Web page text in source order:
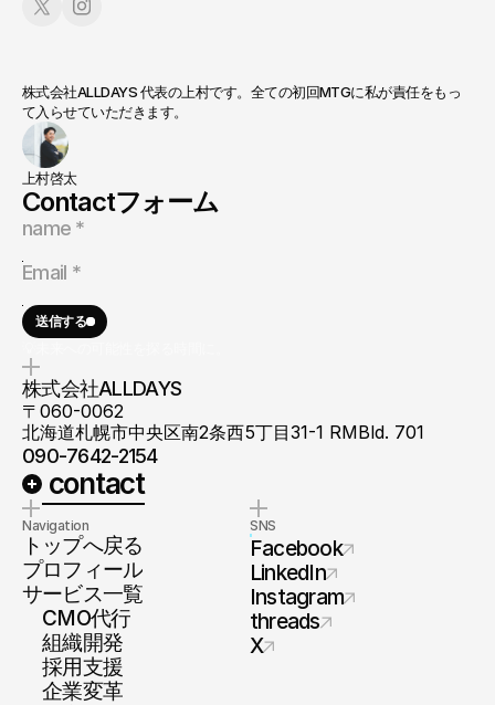
株式会社ALLDAYS 代表の上村です。全ての初回MTGに私が責任をもっ
て入らせていただきます。
上村啓太
Contactフォーム
送信する
株式会社ALLDAYS
〒060-0062
北海道札幌市中央区南2条西5丁目31-1 RMBld. 701
090-7642-2154
contact
Navigation
トップへ戻る
プロフィール
サービス一覧
CMO代行
組織開発
採用支援
企業変革
SNS
Facebook
LinkedIn
Instagram
threads
X